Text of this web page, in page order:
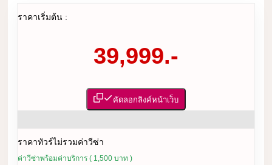
ราคาเริ่มต้น :
39,999.-
คัดลอกลิงค์หน้าเว็บ
ราคาทัวร์ไม่รวมค่าวีซ่า
ค่าวีซ่าพร้อมค่าบริการ ( 1,500 บาท )